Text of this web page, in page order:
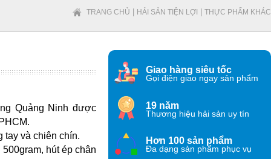
TRANG CHỦ HẢI SẢN TIỆN LỢI THỰC PHẨM KHÁC
Quảng Ninh được
tay và chiên chín.
hút ép chân
Giao hàng siêu tốc
Gọi điện giao ngay sản phẩm
19 năm
Thương hiệu hải sản uy tín
Hơn 100 sản phẩm
Đa dạng sản phẩm phục vụ